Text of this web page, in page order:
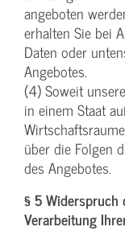
angeboten
erhalten Sie bei
Daten oder
Angebotes.
(4) Soweit
in einem Staat
über die Folgen
des Angebotes.
§ 5 Widerspruch
Verarbeitung